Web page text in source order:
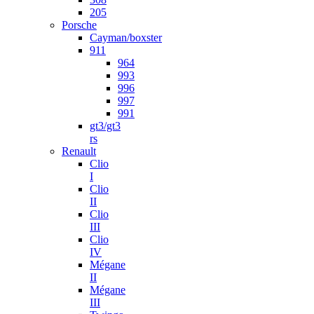
205
Porsche
Cayman/boxster
911
964
993
996
997
991
gt3/gt3
rs
Renault
Clio
I
Clio
II
Clio
III
Clio
IV
Mégane
II
Mégane
III